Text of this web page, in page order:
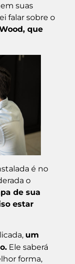
suas
falar sobre o
que
é no
o
de sua
estar
um
Ele saberá
forma,